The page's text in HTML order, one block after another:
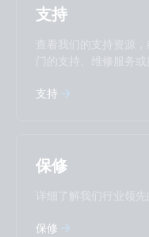
Türkçe
Русский
支持
查看我们的支持资源
门的支持、维修服务
支持
保修
详细了解我们行业领
保修